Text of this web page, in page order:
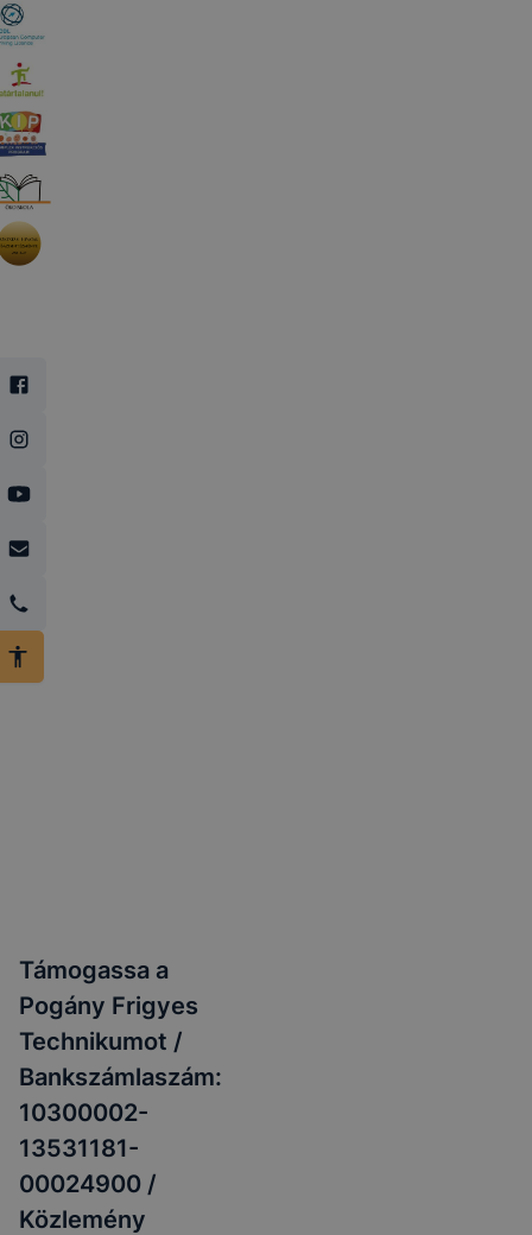
Támogassa a
Pogány Frigyes
Technikumot /
Bankszámlaszám:
10300002-
13531181-
00024900 /
Közlemény